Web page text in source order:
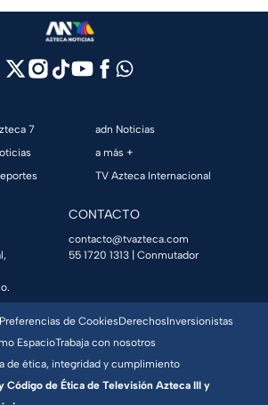
7
adn Noticias
a más +
TV Azteca Internacional
CONTACTO
contacto@tvazteca.com
55 1720 1313 | Conmutador
de CookiesDerechosInversionistas
EspacioTrabaja con nosotros
de ética, integridad y cumplimiento
Código de Ética de Televisión Azteca III y